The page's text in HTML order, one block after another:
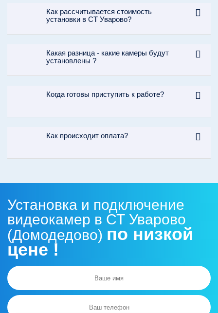
Как рассчитывается стоимость
установки в СТ Уварово?
Какая разница - какие камеры будут
установлены ?
Когда готовы приступить к работе?
Как происходит оплата?
Установка и подключение
видеокамер в СТ Уварово
(Домодедово) по низкой
цене !